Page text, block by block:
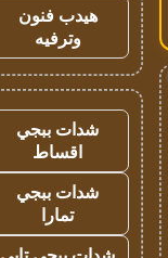
هيدب فنون
وترفيه
شدات ببجي
اقساط
شدات ببجي
تمارا